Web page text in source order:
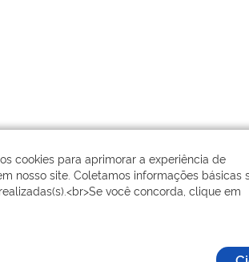
cookies para aprimorar a experiência de
nosso site. Coletamos informações básicas
você concorda, clique em